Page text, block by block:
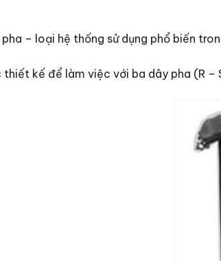
– loại hệ thống sử dụng phổ biến
thiết kế để làm việc với ba dây pha (R